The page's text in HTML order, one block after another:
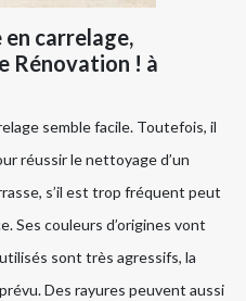
carrelage,
Rénovation ! à
semble facile. Toutefois, il
réussir le nettoyage d’un
s’il est trop fréquent peut
Ses couleurs d’origines vont
sont très agressifs, la
Des rayures peuvent aussi